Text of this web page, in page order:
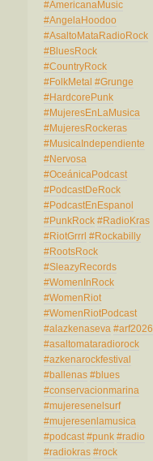
#AmericanaMusic
#AngelaHoodoo
#AsaltoMataRadioRock
#BluesRock
#CountryRock
#FolkMetal #Grunge
#HardcorePunk
#MujeresEnLaMusica
#MujeresRockeras
#MusicaIndependiente
#Nervosa
#OceánicaPodcast
#PodcastDeRock
#PodcastEnEspanol
#PunkRock #RadioKras
#RiotGrrrl #Rockabilly
#RootsRock
#SleazyRecords
#WomenInRock
#WomenRiot
#WomenRiotPodcast
#alazkenaseva #arf2026
#asaltomataradiorock
#azkenarockfestival
#ballenas #blues
#conservacionmarina
#mujeresenelsurf
#mujeresenlamusica
#podcast #punk #radio
#radiokras #rock